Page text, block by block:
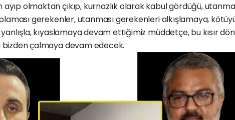
olmaktan çıkıp, kurnazlık olarak kabul gördüğü,
gerekenler, utanması gerekenleri alkışlamaya,
yanlışla, kıyaslamaya devam ettiğimiz müddetçe, bu kısır
çalmaya devam edecek.